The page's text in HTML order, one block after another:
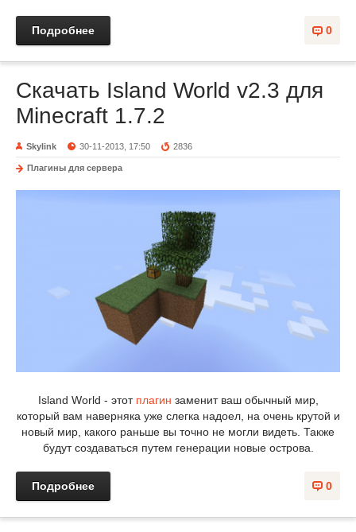
0
Подробнее
Скачать Island World v2.3 для
Minecraft 1.7.2
Skylink 30-11-2013, 17:50 2836
Плагины для сервера
Island World - этот плагин заменит ваш обычный мир,
который вам наверняка уже слегка надоел, на очень крутой и
новый мир, какого раньше вы точно не могли видеть. Также
будут создаваться путем генерации новые острова.
0
Подробнее